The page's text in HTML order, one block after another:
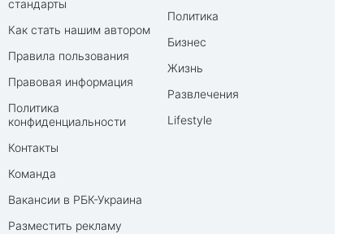
стандарты
Как стать нашим автором
Правила пользования
Правовая информация
Политика
конфиденциальности
Контакты
Команда
Вакансии в РБК-Украина
Разместить рекламу
Политика
Бизнес
Жизнь
Развлечения
Lifestyle